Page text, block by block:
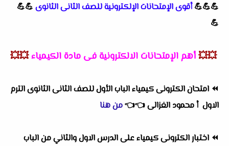
💪💪💪أقوى الإمتحانات الإلكترونية للصف الثانى الثانوى 💪💪
💪
💥💥أهم الإمتحانات الالكترونية فى مادة الكيمياء💥💥
⏪ امتحان الكترونى كيمياء الباب الأول للصف الثانى الثانوى الترم
الاول أ محمود الغزالى👈
👈من هنا
⏪ اختبار الكترونى كيمياء على الدرس الاول والثاني من الباب